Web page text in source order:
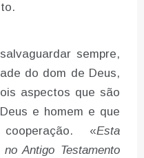
sempre,
do dom de Deus,
aspectos que são
e homem e que
«Esta
no Antigo Testamento